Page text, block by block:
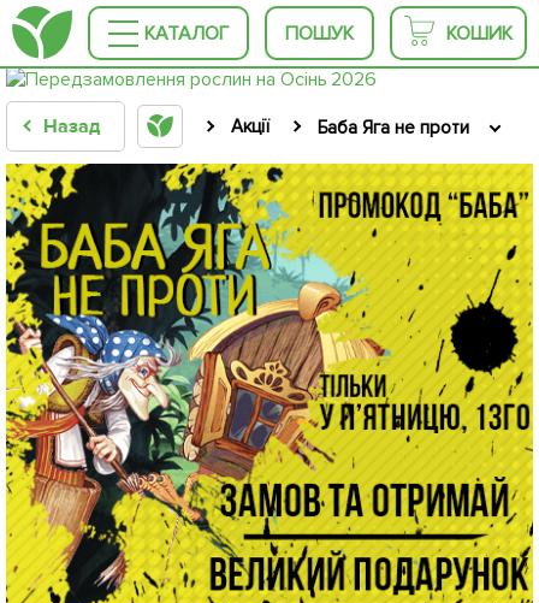
КАТАЛОГ ПОШУК КОШИК
Назад Акції Баба Яга не проти